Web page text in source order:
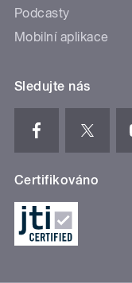
Podcasty
Mobilní aplikace
Sledujte nás
Certifikováno